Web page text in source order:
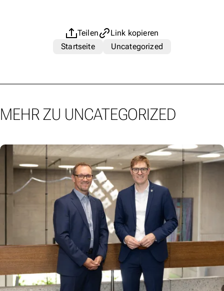
Teilen
Link kopieren
Startseite
Uncategorized
MEHR ZU UNCATEGORIZED